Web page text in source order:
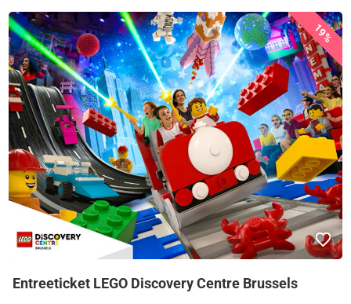
19%
Entreeticket LEGO Discovery Centre Brussels